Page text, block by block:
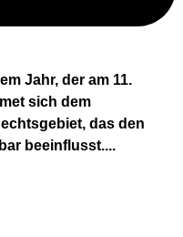
Jahr, der am 11.
sich dem
das den
beeinflusst....